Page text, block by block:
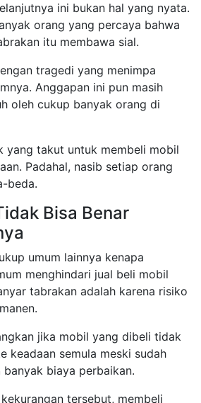
ini bukan hal yang nyata.
orang yang percaya bahwa
itu membawa sial.
tragedi yang menimpa
Anggapan ini pun masih
oleh cukup banyak orang di
yang takut untuk membeli mobil
Padahal, nasib setiap orang
beda.
Bisa Benar
umum lainnya kenapa
menghindari jual beli mobil
tabrakan adalah karena risiko
jika mobil yang dibeli tidak
keadaan semula meski sudah
banyak biaya perbaikan.
tersebut, membeli